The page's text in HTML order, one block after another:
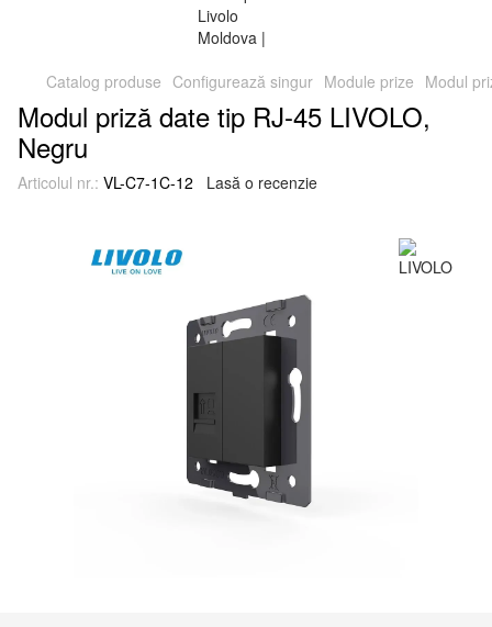
Catalog produse Configurează singur Module prize Modul
Modul priză date tip RJ-45 LIVOLO,
Negru
Articolul nr.: VL-C7-1C-12 Lasă o recenzie